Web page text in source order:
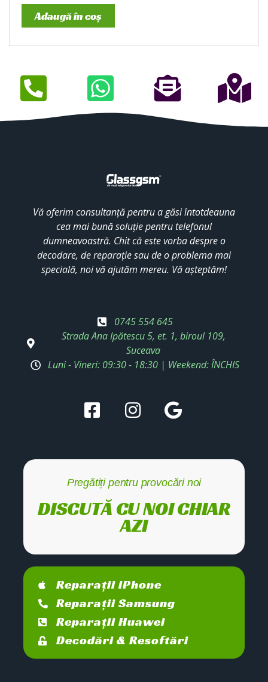
Adaugă în coș
Vă oferim consultanță pentru a găsi întotdeauna
cea mai bună soluție pentru telefonul
dumneavoastră. Chit că este vorba despre o
decodare, de reparație sau de o problema mai
specială, noi vă ajutăm mereu. Vă așteptăm!
0745 554 645
Strada Ana Ipătescu 5, et. 1, biroul 109,
Suceava
Luni - Vineri: 09:30 - 18:30 | Weekend: ÎNCHIS
Pregătiți pentru provocări noi
DISCUTĂ CU NOI CHIAR
AZI
Reparații iPhone
Reparații Samsung
Reparații Huawei
Decodări & Resoftări